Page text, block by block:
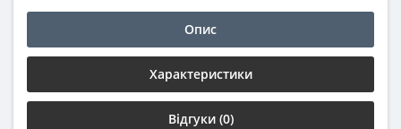
Опис
Характеристики
Відгуки (0)